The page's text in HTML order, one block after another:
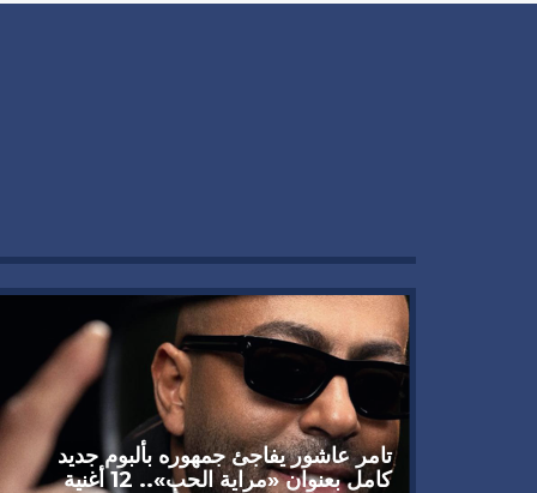
تامر عاشور يفاجئ جمهوره بألبوم جديد
كامل بعنوان «مراية الحب».. 12 أغنية